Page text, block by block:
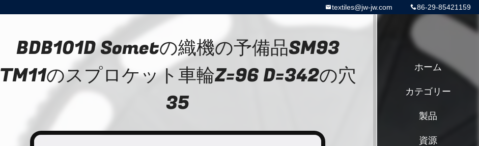
86-29-85421159
textiles@jw-jw.com
BDB101D Sometの織機の予備品SM93
TM11のスプロケット車輪Z=96 D=342の穴
35
ホーム
カテゴリー
製品
資源